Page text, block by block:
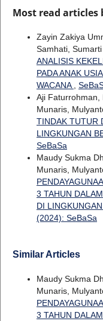
Most read articles
Zayin Zakiya
Samhati,
ANALISIS
PADA ANAK
WACANA
Aji Faturrohman,
Munaris,
TINDAK TUTUR
LINGKUNGAN
SeBaSa
Maudy Sukma
Munaris,
3 TAHUN
DI
(2024): SeBaSa
Similar Articles
Maudy Sukma
Munaris,
3 TAHUN